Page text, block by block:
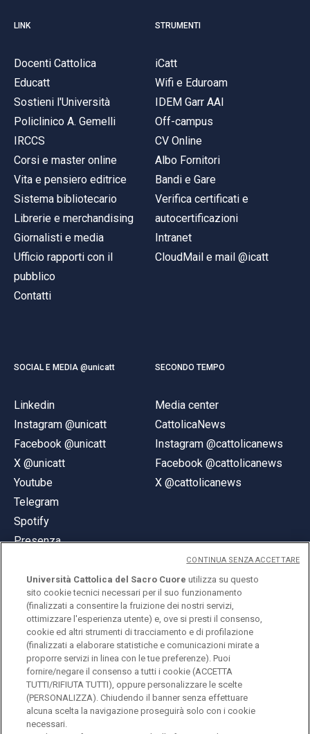
LINK
Docenti Cattolica
Educatt
Sostieni l'Università
Policlinico A. Gemelli
IRCCS
Corsi e master online
Vita e pensiero editrice
Sistema bibliotecario
Librerie e merchandising
Giornalisti e media
Ufficio rapporti con il
pubblico
Contatti
STRUMENTI
iCatt
Wifi e Eduroam
IDEM Garr AAI
Off-campus
CV Online
Albo Fornitori
Bandi e Gare
Verifica certificati e
autocertificazioni
Intranet
CloudMail e mail @icatt
SOCIAL E MEDIA @unicatt
Linkedin
Instagram @unicatt
Facebook @unicatt
X @unicatt
Youtube
Telegram
Spotify
Presenza
SECONDO TEMPO
Media center
CattolicaNews
Instagram @cattolicanews
Facebook @cattolicanews
X @cattolicanews
© Università Cattolica del Sacro Cuore
Largo A. Gemelli 1, 20123 Milano
PI 02133120150
ENGLISH
Università Cattolica del Sacro Cuore utilizza su questo
sito cookie tecnici necessari per il suo funzionamento
(finalizzati a consentire la fruizione dei nostri servizi,
ottimizzare l'esperienza utente) e, ove si presti il consenso,
cookie ed altri strumenti di tracciamento e di profilazione
(finalizzati a elaborare statistiche e comunicazioni mirate a
proporre servizi in linea con le tue preferenze). Puoi
fornire/negare il consenso a tutti i cookie (ACCETTA
TUTTI/RIFIUTA TUTTI), oppure personalizzare le scelte
(PERSONALIZZA). Chiudendo il banner senza effettuare
alcuna scelta la navigazione proseguirà solo con i cookie
necessari.
CONTINUA SENZA ACCETTARE